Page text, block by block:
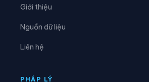
Xã Tam Kim
Giới thiệu
Nguồn dữ liệu
Liên hệ
PHÁP LÝ